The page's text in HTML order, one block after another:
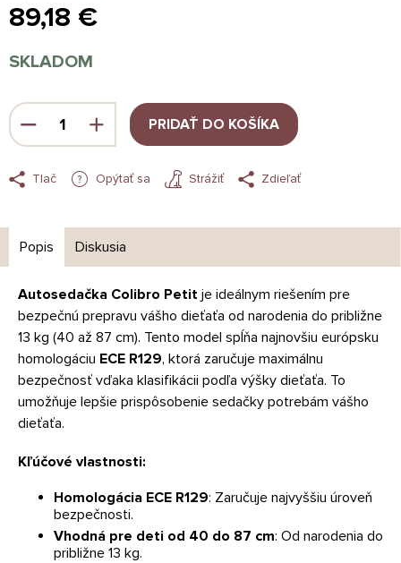
89,18 €
cena:
SKLADOM
PRIDAŤ DO KOŠÍKA
Tlač Opýtať sa Strážiť Zdieľať
Popis Diskusia
Autosedačka Colibro Petit je ideálnym riešením pre
bezpečnú prepravu vášho dieťaťa od narodenia do približne
13 kg (40 až 87 cm). Tento model spĺňa najnovšiu európsku
homologáciu ECE R129, ktorá zaručuje maximálnu
bezpečnosť vďaka klasifikácii podľa výšky dieťaťa. To
umožňuje lepšie prispôsobenie sedačky potrebám vášho
dieťaťa.
Kľúčové vlastnosti:
Homologácia ECE R129: Zaručuje najvyššiu úroveň
bezpečnosti.
Vhodná pre deti od 40 do 87 cm: Od narodenia do
približne 13 kg.